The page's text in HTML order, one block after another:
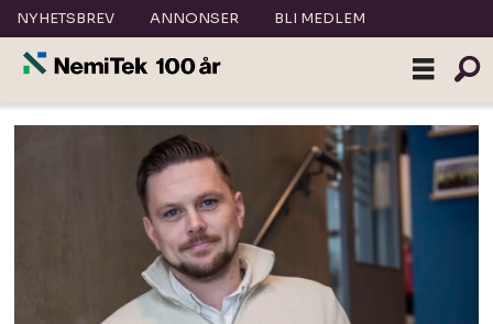
NYHETSBREV ANNONSER BLI MEDLEM